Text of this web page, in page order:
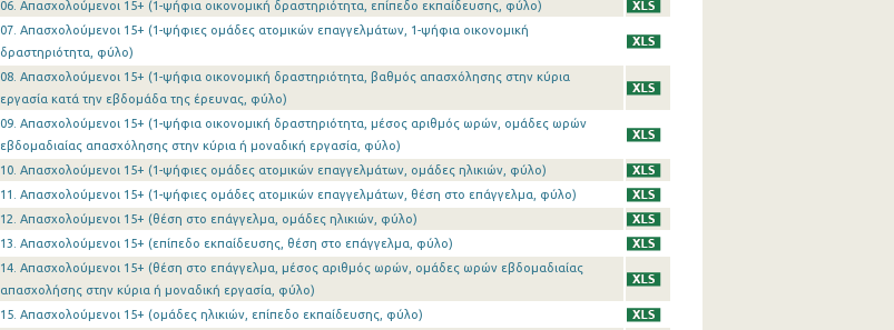
06. Απασχολούμενοι 15+ (1-ψήφια οικονομική δραστηριότητα, επίπεδο εκπαίδευσης, φύλο)
07. Απασχολούμενοι 15+ (1-ψήφιες ομάδες ατομικών επαγγελμάτων, 1-ψήφια οικονομική
δραστηριότητα, φύλο)
08. Απασχολούμενοι 15+ (1-ψήφια οικονομική δραστηριότητα, βαθμός απασχόλησης στην κύρια
εργασία κατά την εβδομάδα της έρευνας, φύλο)
09. Απασχολούμενοι 15+ (1-ψήφια οικονομική δραστηριότητα, μέσος αριθμός ωρών, ομάδες ωρών
εβδομαδιαίας απασχόλησης στην κύρια ή μοναδική εργασία, φύλο)
10. Απασχολούμενοι 15+ (1-ψήφιες ομάδες ατομικών επαγγελμάτων, ομάδες ηλικιών, φύλο)
11. Απασχολούμενοι 15+ (1-ψήφιες ομάδες ατομικών επαγγελμάτων, θέση στο επάγγελμα, φύλο)
12. Απασχολούμενοι 15+ (θέση στο επάγγελμα, ομάδες ηλικιών, φύλο)
13. Απασχολούμενοι 15+ (επίπεδο εκπαίδευσης, θέση στο επάγγελμα, φύλο)
14. Απασχολούμενοι 15+ (θέση στο επάγγελμα, μέσος αριθμός ωρών, ομάδες ωρών εβδομαδιαίας
απασχολήσης στην κύρια ή μοναδική εργασία, φύλο)
15. Απασχολούμενοι 15+ (ομάδες ηλικιών, επίπεδο εκπαίδευσης, φύλο)